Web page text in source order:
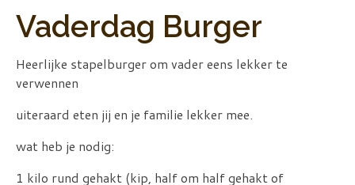
Vaderdag Burger
Heerlijke stapelburger om vader eens lekker te
verwennen
uiteraard eten jij en je familie lekker mee.
wat heb je nodig:
1 kilo rund gehakt (kip, half om half gehakt of